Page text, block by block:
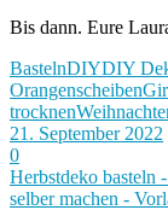
Bis dann. Eure
BastelnDIYDIY
Orangenscheiben
trocknen
21. September 2022
0
Herbstdeko basteln
selber machen -